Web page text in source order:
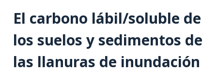
n
El carbono lábil/soluble de
los suelos y sedimentos de
las llanuras de inundación